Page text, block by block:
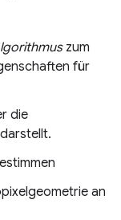
zum
für
die
an